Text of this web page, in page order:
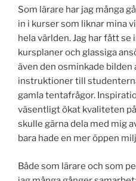
Som lärare har jag många
in i kurser som liknar mina
hela världen. Jag har fått
kursplaner och glassiga
även den osminkade bilden
instruktioner till
gamla tentafrågor.
väsentligt ökat kvaliteten
skulle gärna dela med mig
bara hade en mer öppen
Både som lärare och som